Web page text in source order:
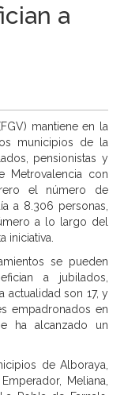
a
mantiene en la
municipios de la
pensionistas y
Metrovalencia con
el número de
a 8.306 personas,
a lo largo del
iniciativa.
se pueden
a jubilados,
actualidad son 17, y
empadronados en
ha alcanzado un
de Alboraya,
Meliana,